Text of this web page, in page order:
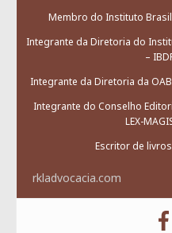
Membro do Instituto
Integrante da Diretoria do
–
Integrante da Diretoria da
Integrante do Conselho
LEX-
Escritor de
rkladvocacia.com